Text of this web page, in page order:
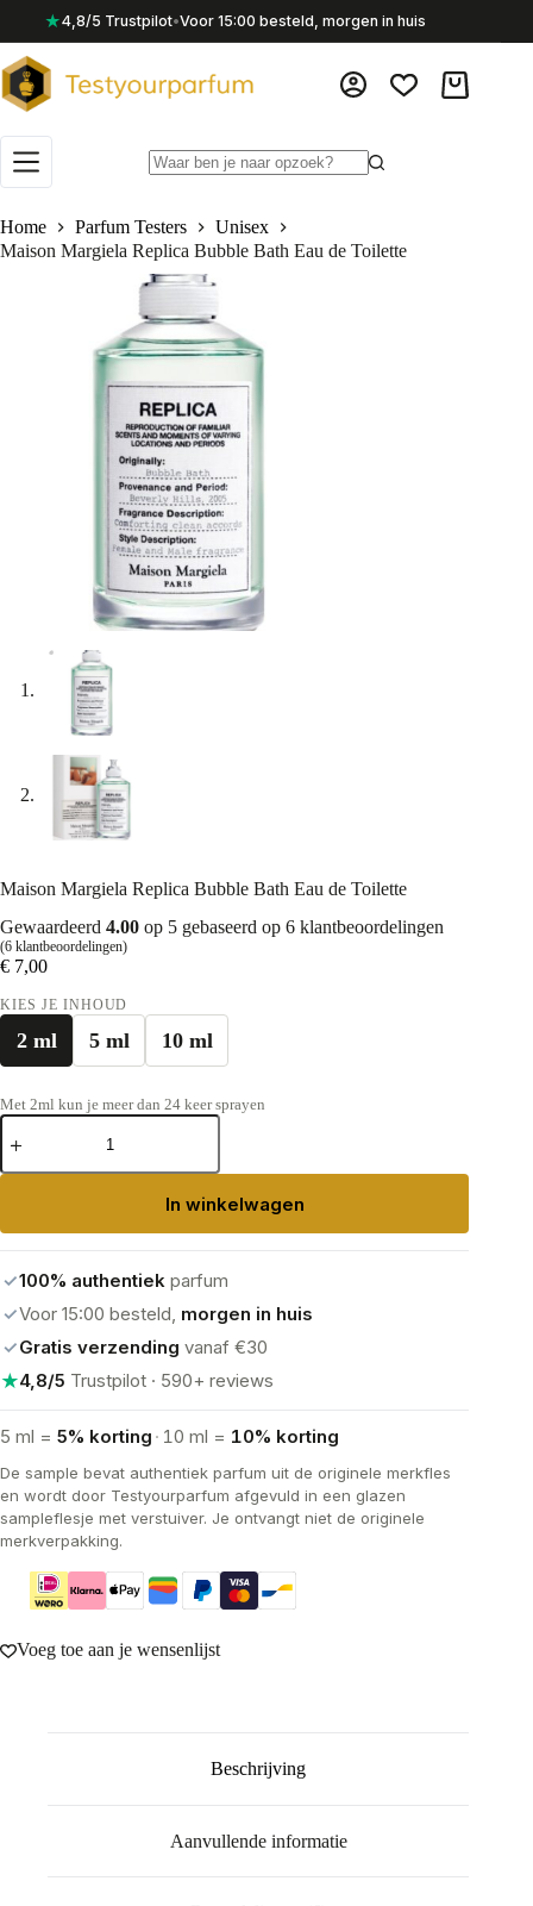
inhoud
★4,8/5 Trustpilot•Voor 15:00 besteld, morgen in huis
Home
Parfum Testers
Unisex
Maison Margiela Replica Bubble Bath Eau de Toilette
Maison Margiela Replica Bubble Bath Eau de Toilette
Gewaardeerd 4.00 op 5 gebaseerd op 6 klantbeoordelingen
(6 klantbeoordelingen)
€ 7,00
KIES JE INHOUD
2 ml 5 ml 10 ml
Met 2ml kun je meer dan 24 keer sprayen
Maison
Margiela
Bubble
aantal
In winkelwagen
✓100% authentiek parfum
✓Voor 15:00 besteld, morgen in huis
✓Gratis verzending vanaf €30
★4,8/5 Trustpilot · 590+ reviews
5 ml = 5% korting · 10 ml = 10% korting
De sample bevat authentiek parfum uit de originele merkfles
en wordt door Testyourparfum afgevuld in een glazen
sampleflesje met verstuiver. Je ontvangt niet de originele
merkverpakking.
Voeg toe aan je wensenlijst
Beschrijving
Aanvullende informatie